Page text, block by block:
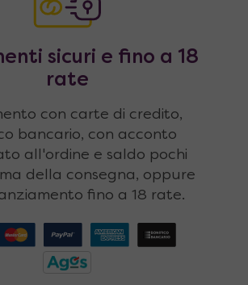
sicuri e fino a 18
rate
con carte di credito,
bancario, con acconto
all'ordine e saldo pochi
della consegna, oppure
fino a 18 rate.